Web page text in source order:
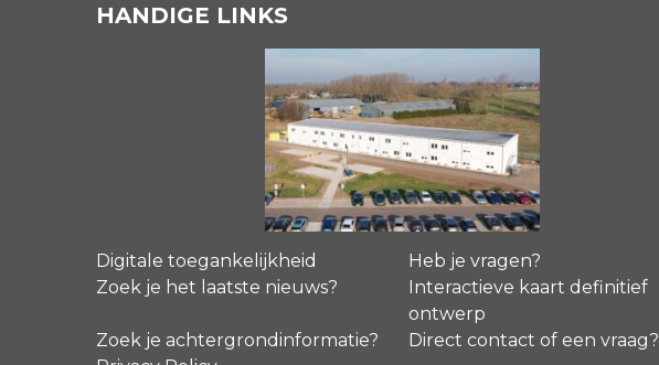
HANDIGE LINKS
Digitale toegankelijkheid
Heb je vragen?
Zoek je het laatste nieuws?
Interactieve kaart definitief
ontwerp
Zoek je achtergrondinformatie?
Direct contact of een vraag?